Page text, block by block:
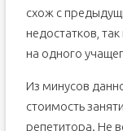
схож с
недостатков,
на одного
Из минусов
стоимость
репетитора. Не